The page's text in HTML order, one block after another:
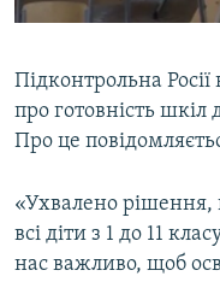
СВІДЧЕННЯ ОКУПАЦІЇ
ІНФОГРАФІКА
Qırımtatar
ДОЛУЧАЙСЯ!
Усі сайти RFE/RL
Підконтрольна
про готовність шкіл
Про це
«Ухвалено рішення,
всі діти з 1 до 11
нас важливо, щоб